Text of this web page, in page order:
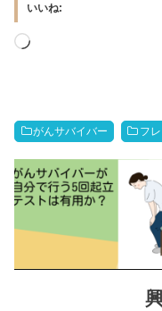
いいね:
読
中…
がんサバイバー フ
興味があ